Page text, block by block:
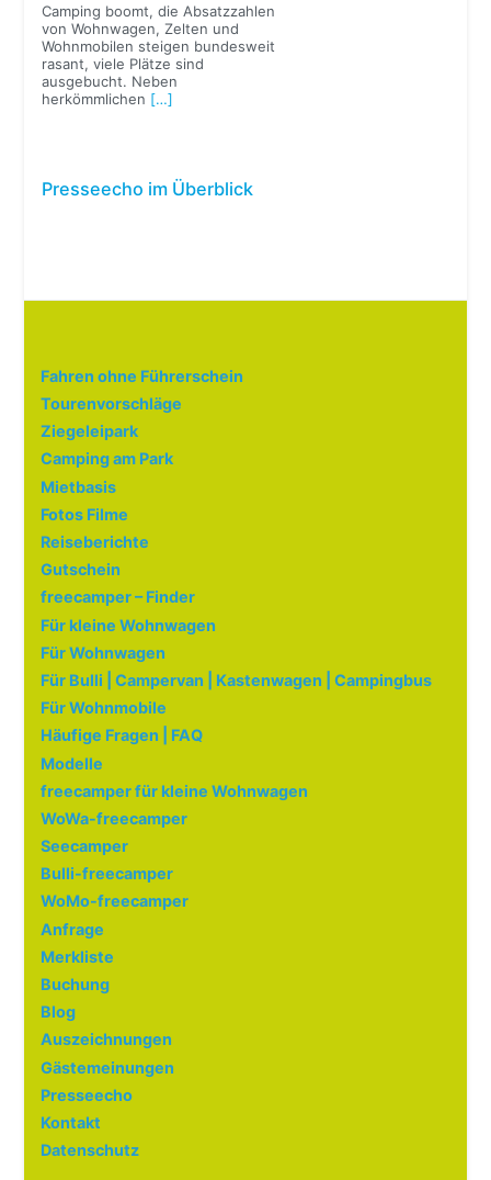
Camping boomt, die Absatzzahlen
von Wohnwagen, Zelten und
Wohnmobilen steigen bundesweit
rasant, viele Plätze sind
ausgebucht. Neben
herkömmlichen […]
Presseecho im Überblick
Fahren ohne Führerschein
Tourenvorschläge
Ziegeleipark
Camping am Park
Mietbasis
Fotos Filme
Reiseberichte
Gutschein
freecamper – Finder
Für kleine Wohnwagen
Für Wohnwagen
Für Bulli | Campervan | Kastenwagen | Campingbus
Für Wohnmobile
Häufige Fragen | FAQ
Modelle
freecamper für kleine Wohnwagen
WoWa-freecamper
Seecamper
Bulli-freecamper
WoMo-freecamper
Anfrage
Merkliste
Buchung
Blog
Auszeichnungen
Gästemeinungen
Presseecho
Kontakt
Datenschutz